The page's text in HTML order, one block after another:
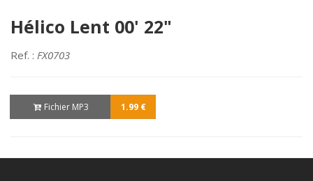
Hélico Lent 00' 22"
Ref. : FX0703
Fichier MP3 1.99 €